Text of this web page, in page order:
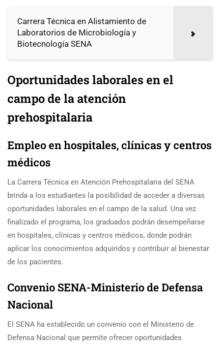
Carrera Técnica en Alistamiento de
Laboratorios de Microbiología y
Biotecnología SENA
Oportunidades laborales en el
campo de la atención
prehospitalaria
Empleo en hospitales, clínicas y centros
médicos
La Carrera Técnica en Atención Prehospitalaria del SENA
brinda a los estudiantes la posibilidad de acceder a diversas
oportunidades laborales en el campo de la salud. Una vez
finalizado el programa, los graduados podrán desempeñarse
en hospitales, clínicas y centros médicos, donde podrán
aplicar los conocimientos adquiridos y contribuir al bienestar
de los pacientes.
Convenio SENA-Ministerio de Defensa
Nacional
El SENA ha establecido un convenio con el Ministerio de
Defensa Nacional que permite ofrecer oportunidades